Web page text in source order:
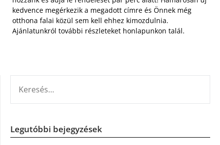
kedvence megérkezik a megadott címre és Önnek még
otthona falai közül sem kell ehhez kimozdulnia.
Ajánlatunkról további részleteket honlapunkon talál.
Legutóbbi bejegyzések